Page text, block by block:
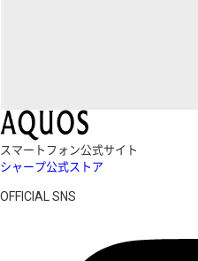
スマートフォン公式サイト
シャープ公式ストア
OFFICIAL SNS